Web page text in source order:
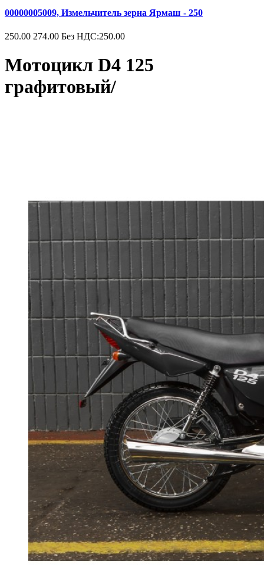
00000005009, Измельчитель зерна Ярмаш - 250
250.00 274.00 Без НДС:250.00
Мотоцикл D4 125
графитовый/